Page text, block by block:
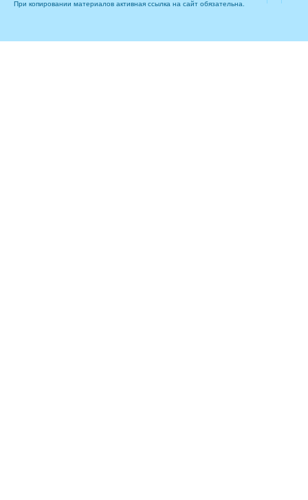
При копировании материалов активная ссылка на сайт обязательна.